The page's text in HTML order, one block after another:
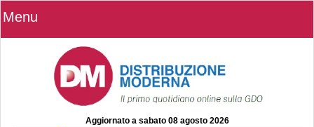
Menu
Aggiornato a sabato 08 agosto 2026